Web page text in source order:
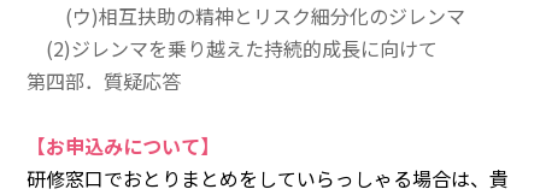
(ウ)相互扶助の精神とリスク細分化のジレンマ
(2)ジレンマを乗り越えた持続的成長に向けて
第四部．質疑応答
【お申込みについて】
研修窓口でおとりまとめをしていらっしゃる場合は、貴